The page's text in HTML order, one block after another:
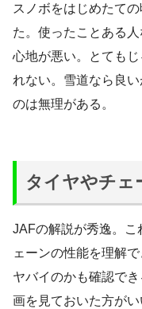
スノボをはじめたて
た。使ったことある
心地が悪い。とても
れない。雪道なら良
のは無理がある。
タイヤやチェ
JAFの解説が秀逸。こ
ェーンの性能を理解
ヤバイのかも確認で
画を見ておいた方がい